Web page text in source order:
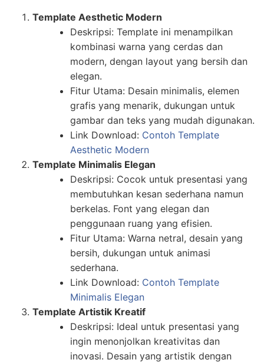
Template Aesthetic Modern
Deskripsi: Template ini menampilkan
kombinasi warna yang cerdas dan
modern, dengan layout yang bersih dan
elegan.
Fitur Utama: Desain minimalis, elemen
grafis yang menarik, dukungan untuk
gambar dan teks yang mudah digunakan.
Link Download: Contoh Template
Aesthetic Modern
Template Minimalis Elegan
Deskripsi: Cocok untuk presentasi yang
membutuhkan kesan sederhana namun
berkelas. Font yang elegan dan
penggunaan ruang yang efisien.
Fitur Utama: Warna netral, desain yang
bersih, dukungan untuk animasi
sederhana.
Link Download: Contoh Template
Minimalis Elegan
Template Artistik Kreatif
Deskripsi: Ideal untuk presentasi yang
ingin menonjolkan kreativitas dan
inovasi. Desain yang artistik dengan